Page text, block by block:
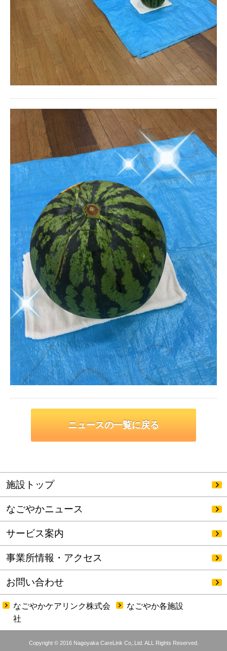
ニュースの一覧に戻る
施設トップ
なごやかニュース
サービス案内
事業所情報・アクセス
お問い合わせ
なごやかケアリンク株式会
社
なごやか各施設
Copyright © 2016 Nagoyaka CareLink Co,.Ltd. ALL Rights Reserved.